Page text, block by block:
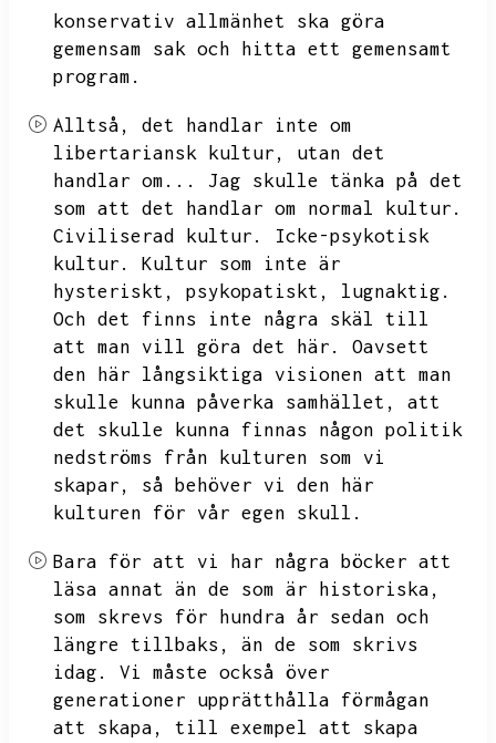
konservativ allmänhet ska göra
gemensam sak och hitta ett gemensamt
program.
Alltså,
det handlar inte om
libertariansk kultur,
utan det
handlar om...
Jag skulle tänka på det
som att det handlar om normal kultur.
Civiliserad kultur.
Icke-psykotisk
kultur.
Kultur som inte är
hysteriskt,
psykopatiskt,
lugnaktig.
Och det finns inte några skäl till
att man vill göra det här.
Oavsett
den här långsiktiga visionen att man
skulle kunna påverka samhället,
att
det skulle kunna finnas någon politik
nedströms från kulturen som vi
skapar,
så behöver vi den här
kulturen för vår egen skull.
Bara för att vi har några böcker att
läsa annat än de som är historiska,
som skrevs för hundra år sedan och
längre tillbaks,
än de som skrivs
idag.
Vi måste också över
generationer upprätthålla förmågan
att skapa,
till exempel att skapa